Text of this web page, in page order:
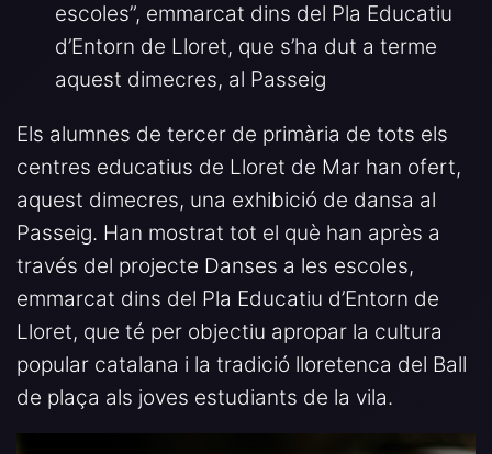
escoles”, emmarcat dins del Pla Educatiu
d’Entorn de Lloret, que s’ha dut a terme
aquest dimecres, al Passeig
Els alumnes de tercer de primària de tots els
centres educatius de Lloret de Mar han ofert,
aquest dimecres, una exhibició de dansa al
Passeig. Han mostrat tot el què han après a
través del projecte Danses a les escoles,
emmarcat dins del Pla Educatiu d’Entorn de
Lloret, que té per objectiu apropar la cultura
popular catalana i la tradició lloretenca del Ball
de plaça als joves estudiants de la vila.